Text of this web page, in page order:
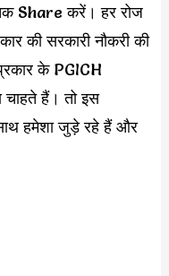
Share करें। हर रोज
की सरकारी नौकरी की
के PGICH
हैं। तो इस
हमेशा जुड़े रहे हैं और